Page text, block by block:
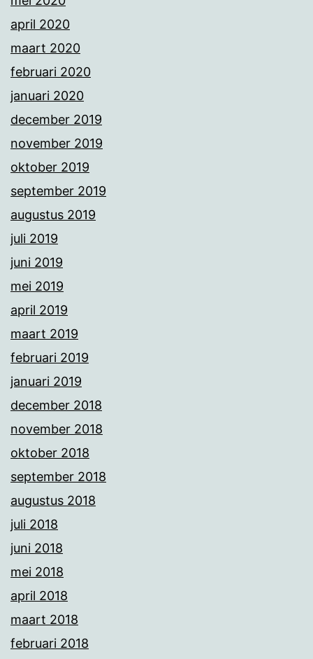
april 2020
maart 2020
februari 2020
januari 2020
december 2019
november 2019
oktober 2019
september 2019
augustus 2019
juli 2019
juni 2019
mei 2019
april 2019
maart 2019
februari 2019
januari 2019
december 2018
november 2018
oktober 2018
september 2018
augustus 2018
juli 2018
juni 2018
mei 2018
april 2018
maart 2018
februari 2018